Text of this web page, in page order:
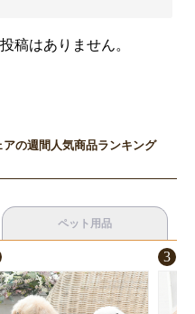
稿はありません。
の週間人気商品ランキング
ペット用品
3